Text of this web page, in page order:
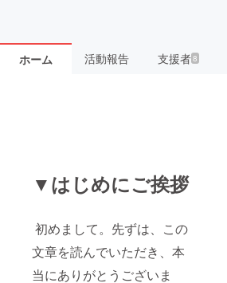
ホーム 活動報告 支援者8
▼はじめにご挨拶
初めまして。先ずは、この
文章を読んでいただき、本
当にありがとうございま